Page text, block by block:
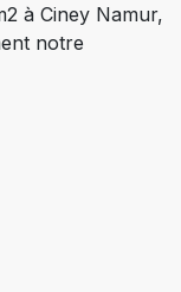
à Ciney Namur,
notre